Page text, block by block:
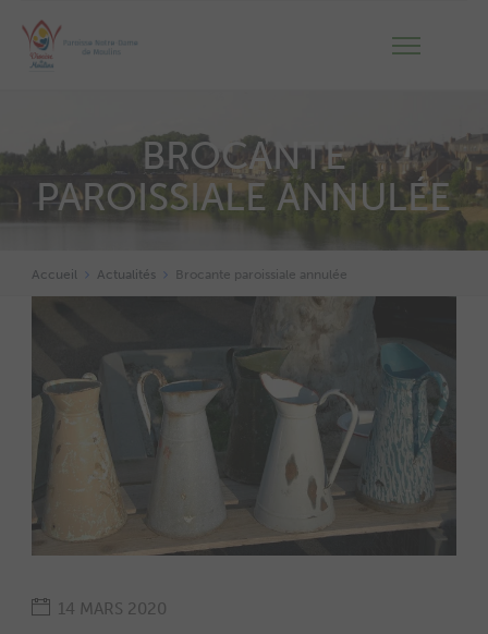
BROCANTE
PAROISSIALE ANNULÉE
Accueil Actualités Brocante paroissiale annulée
14 MARS 2020